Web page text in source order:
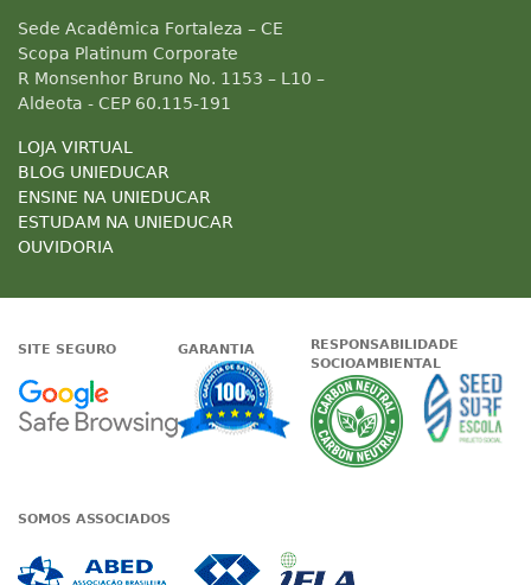
Sede Acadêmica Fortaleza – CE
Scopa Platinum Corporate
R Monsenhor Bruno No. 1153 – L10 –
Aldeota - CEP 60.115-191
LOJA VIRTUAL
BLOG UNIEDUCAR
ENSINE NA UNIEDUCAR
ESTUDAM NA UNIEDUCAR
OUVIDORIA
SITE SEGURO
Google - Status do site no
GARANTIA
Garantia de
RESPONSABILIDADE
SOCIOAMBIENTAL
A
SOMOS ASSOCIADOS